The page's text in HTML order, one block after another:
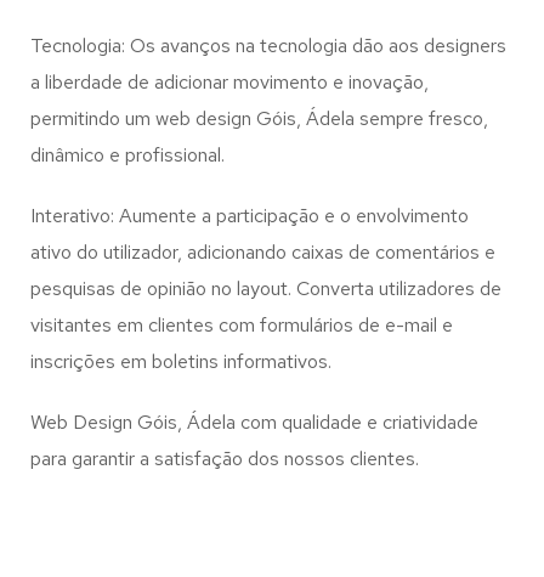
Tecnologia: Os avanços na tecnologia dão aos designers
a liberdade de adicionar movimento e inovação,
permitindo um web design Góis, Ádela sempre fresco,
dinâmico e profissional.
Interativo: Aumente a participação e o envolvimento
ativo do utilizador, adicionando caixas de comentários e
pesquisas de opinião no layout. Converta utilizadores de
visitantes em clientes com formulários de e-mail e
inscrições em boletins informativos.
Web Design Góis, Ádela com qualidade e criatividade
para garantir a satisfação dos nossos clientes.